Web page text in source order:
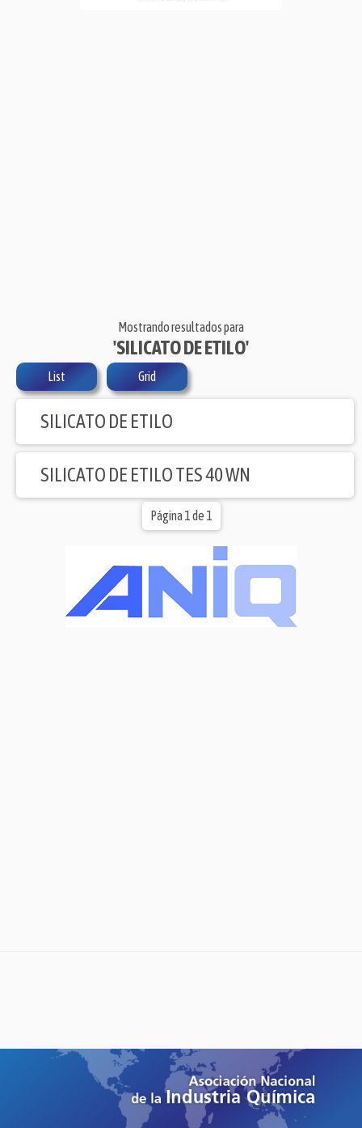
Mostrando resultados para
'SILICATO DE ETILO'
List Grid
SILICATO DE ETILO
SILICATO DE ETILO TES 40 WN
Página 1 de 1